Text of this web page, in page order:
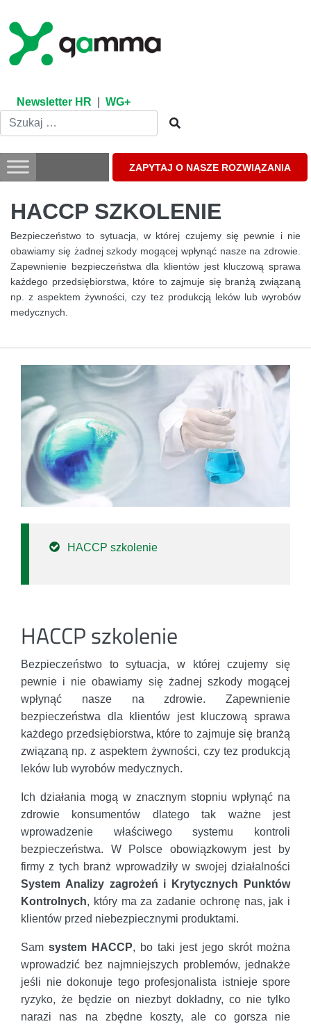
content
Newsletter HR WG+
ZAPYTAJ O NASZE ROZWIĄZANIA
HACCP SZKOLENIE
Bezpieczeństwo to sytuacja, w której czujemy się pewnie i nie
obawiamy się żadnej szkody mogącej wpłynąć nasze na zdrowie.
Zapewnienie bezpieczeństwa dla klientów jest kluczową sprawa
każdego przedsiębiorstwa, które to zajmuje się branżą związaną
np. z aspektem żywności, czy tez produkcją leków lub wyrobów
medycznych.
HACCP szkolenie
HACCP szkolenie
Bezpieczeństwo to sytuacja, w której czujemy się
pewnie i nie obawiamy się żadnej szkody mogącej
wpłynąć nasze na zdrowie. Zapewnienie
bezpieczeństwa dla klientów jest kluczową sprawa
każdego przedsiębiorstwa, które to zajmuje się branżą
związaną np. z aspektem żywności, czy tez produkcją
leków lub wyrobów medycznych.
Ich działania mogą w znacznym stopniu wpłynąć na
zdrowie konsumentów dlatego tak ważne jest
wprowadzenie właściwego systemu kontroli
bezpieczeństwa. W Polsce obowiązkowym jest by
firmy z tych branż wprowadziły w swojej działalności
System Analizy zagrożeń i Krytycznych Punktów
Kontrolnych, który ma za zadanie ochronę nas, jak i
klientów przed niebezpiecznymi produktami.
Sam system HACCP, bo taki jest jego skrót można
wprowadzić bez najmniejszych problemów, jednakże
jeśli nie dokonuje tego profesjonalista istnieje spore
ryzyko, że będzie on niezbyt dokładny, co nie tylko
narazi nas na zbędne koszty, ale co gorsza nie